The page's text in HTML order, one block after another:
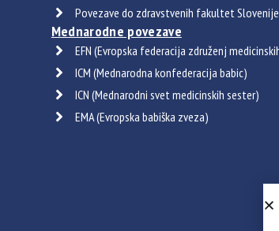
Povezave do zdravstvenih fakultet Slovenije
Mednarodne povezave
EFN (Evropska federacija združenj
ICM (Mednarodna konfederacija babic)
ICN (Mednarodni svet medicinskih sester)
EMA (Evropska babiška zveza)